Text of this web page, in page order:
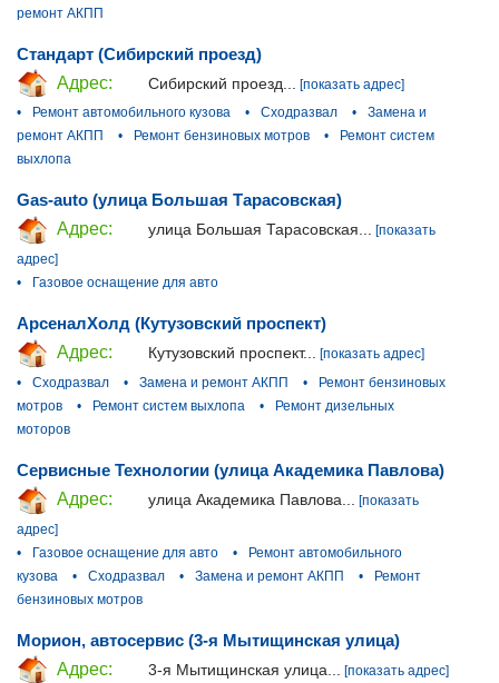
ремонт АКПП
Стандарт (Сибирский проезд)
Адрес:
Сибирский проезд...
[показать адрес]
•
Ремонт автомобильного кузова • Сходразвал •
Замена и
ремонт АКПП
• Ремонт бензиновых мотров •
Ремонт систем
выхлопа
Gas-auto (улица Большая Тарасовская)
Адрес:
улица Большая Тарасовская... [показать
адрес]
•
Газовое оснащение для авто
АрсеналХолд (Кутузовский проспект)
Адрес:
Кутузовский проспект...
[показать адрес]
•
Сходразвал • Замена и ремонт АКПП •
Ремонт бензиновых
мотров
• Ремонт систем выхлопа •
Ремонт дизельных
моторов
Сервисные Технологии (улица Академика Павлова)
Адрес:
улица Академика Павлова...
[показать
адрес]
•
Газовое оснащение для авто •
Ремонт автомобильного
кузова
• Сходразвал • Замена и ремонт АКПП •
Ремонт
бензиновых мотров
Морион, автосервис (3-я Мытищинская улица)
Адрес:
3-я Мытищинская улица...
[показать адрес]